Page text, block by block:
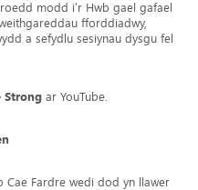
modd i’r Hwb gael gafael
fforddiadwy,
a sefydlu sesiynau dysgu fel
Strong ar YouTube.
Cae Fardre wedi dod yn llawer